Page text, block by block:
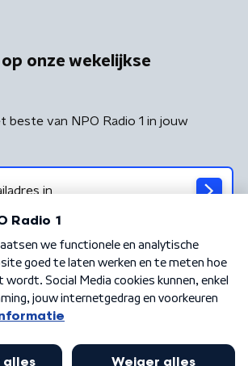
onze wekelijkse
beste van NPO Radio 1 in jouw